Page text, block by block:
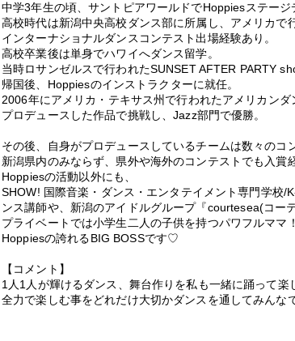
中学3年生の頃、サントピアワールドでHoppiesステージ
高校時代は新潟中央高校ダンス部に所属し、アメリカで
インターナショナルダンスコンテスト出場経験あり。
​高校卒業後は単身でハワイへダンス留学。
当時ロサンゼルスで行われたSUNSET AFTER PARTY
帰国後、Hoppiesのインストラクターに就任。
2006年にアメリカ・テキサス州で行われたアメリカンダ
プロデュースした作品で挑戦し、Jazz部門で優勝。
その後、自身がプロデュースしているチームは数々のコ
新潟県内のみならず、県外や海外のコンテストでも入賞
Hoppiesの活動以外にも、
SHOW! 国際音楽・ダンス・エンタテイメント専門学校/
ンス講師や、 新潟のアイドルグループ『courtesea(コー
​プライベートでは小学生二人の子供を持つパワフルママ！
Hoppiesの誇れるBIG BOSSです♡
​【コメント】
1人1人が輝けるダンス、舞台作りを私も一緒に踊って
全力で楽しむ事をどれだけ大切かダンスを通してみんな